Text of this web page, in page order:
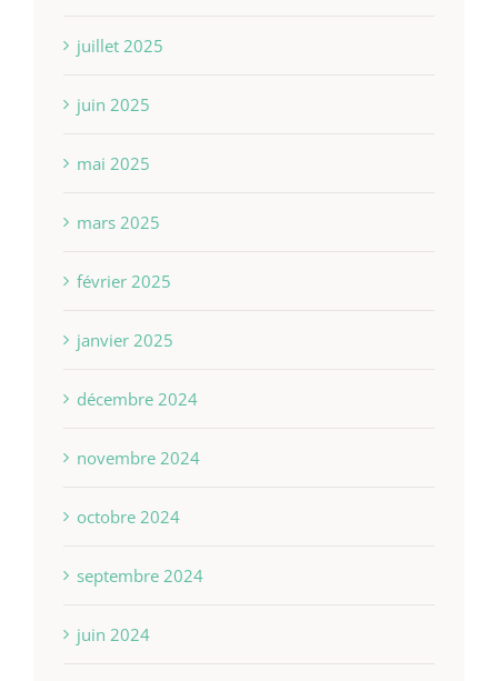
juillet 2025
juin 2025
mai 2025
mars 2025
février 2025
janvier 2025
décembre 2024
novembre 2024
octobre 2024
septembre 2024
juin 2024